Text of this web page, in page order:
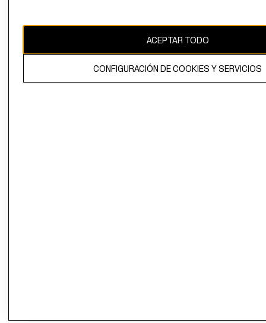
propiedad de H&M Hennes & Mauritz AB.
ACEPTAR TODO
CONFIGURACIÓN DE COOKIES Y SERVICIOS